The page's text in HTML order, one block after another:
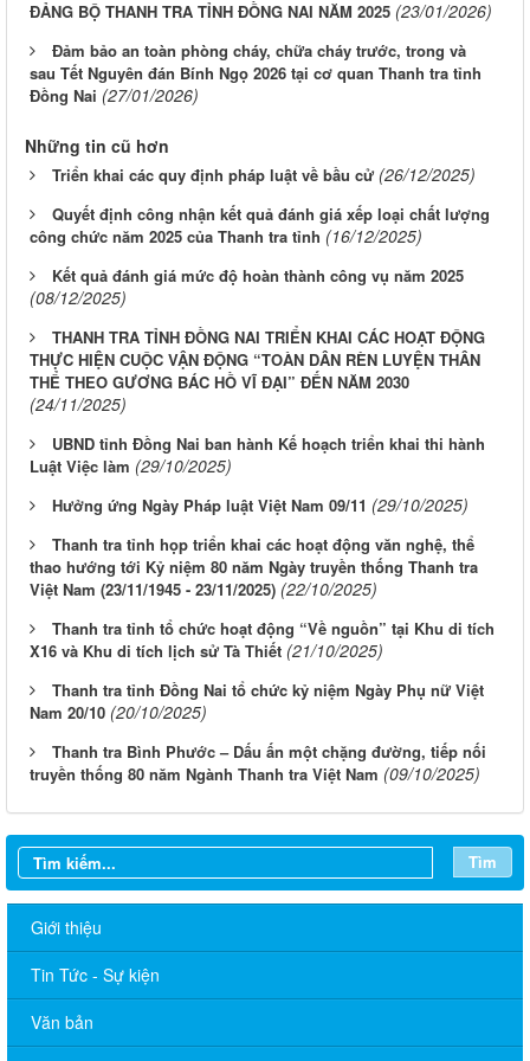
ĐẢNG BỘ THANH TRA TỈNH ĐỒNG NAI NĂM 2025 (23/01/2026)
Đảm bảo an toàn phòng cháy, chữa cháy trước, trong và
sau Tết Nguyên đán Bính Ngọ 2026 tại cơ quan Thanh tra tỉnh
Đồng Nai (27/01/2026)
Những tin cũ hơn
Triển khai các quy định pháp luật về bầu cử (26/12/2025)
Quyết định công nhận kết quả đánh giá xếp loại chất lượng
công chức năm 2025 của Thanh tra tỉnh (16/12/2025)
Kết quả đánh giá mức độ hoàn thành công vụ năm 2025
(08/12/2025)
THANH TRA TỈNH ĐỒNG NAI TRIỂN KHAI CÁC HOẠT ĐỘNG
THỰC HIỆN CUỘC VẬN ĐỘNG “TOÀN DÂN RÈN LUYỆN THÂN
THỂ THEO GƯƠNG BÁC HỒ VĨ ĐẠI” ĐẾN NĂM 2030
(24/11/2025)
UBND tỉnh Đồng Nai ban hành Kế hoạch triển khai thi hành
Luật Việc làm (29/10/2025)
Hưởng ứng Ngày Pháp luật Việt Nam 09/11 (29/10/2025)
Thanh tra tỉnh họp triển khai các hoạt động văn nghệ, thể
thao hướng tới Kỷ niệm 80 năm Ngày truyền thống Thanh tra
Việt Nam (23/11/1945 - 23/11/2025) (22/10/2025)
Thanh tra tỉnh tổ chức hoạt động “Về nguồn” tại Khu di tích
X16 và Khu di tích lịch sử Tà Thiết (21/10/2025)
Thanh tra tỉnh Đồng Nai tổ chức kỷ niệm Ngày Phụ nữ Việt
Nam 20/10 (20/10/2025)
Thanh tra Bình Phước – Dấu ấn một chặng đường, tiếp nối
truyền thống 80 năm Ngành Thanh tra Việt Nam (09/10/2025)
Tìm
Giới thiệu
Tin Tức - Sự kiện
Văn bản